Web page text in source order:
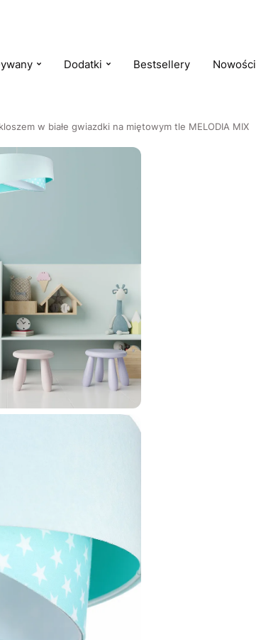
Dodatki Bestsellery Nowości
w białe gwiazdki na miętowym tle MELODIA MIX